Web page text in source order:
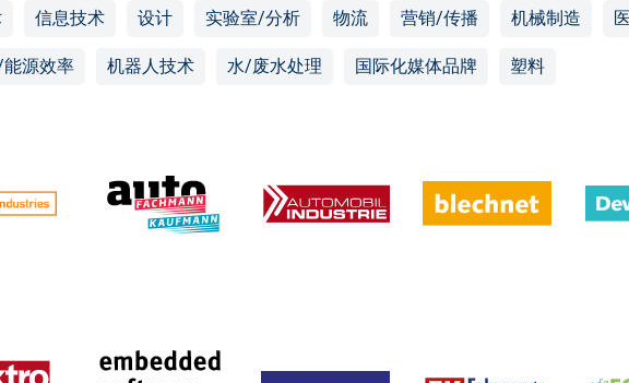
信息技术 设计 实验室/分析 物流 营销/传播 机械制造
源效率 机器人技术 水/废水处理 国际化媒体品牌 塑料